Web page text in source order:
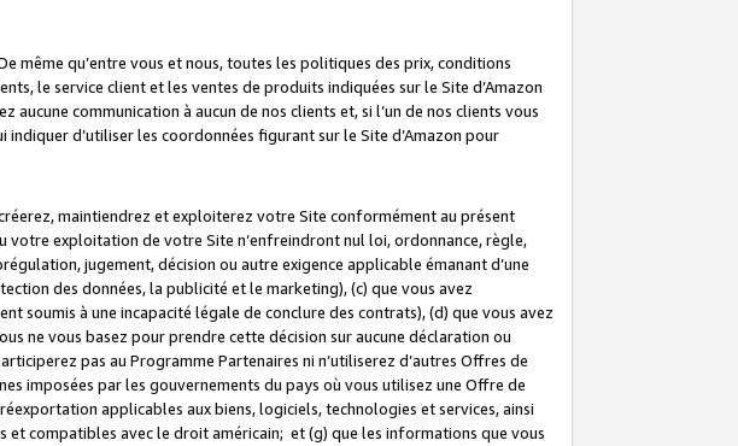
même qu’entre vous et nous, toutes les politiques des prix, conditions
le service client et les ventes de produits indiquées sur le Site d’Amazon
communication à aucun de nos clients et, si l’un de nos clients vous
d’utiliser les coordonnées figurant sur le Site d’Amazon pour
maintiendrez et exploiterez votre Site conformément au présent
exploitation de votre Site n’enfreindront nul loi, ordonnance, règle,
jugement, décision ou autre exigence applicable émanant d’une
des données, la publicité et le marketing), (c) que vous avez
soumis à une incapacité légale de conclure des contrats), (d) que vous avez
ne vous basez pour prendre cette décision sur aucune déclaration ou
pas au Programme Partenaires ni n’utiliserez d’autres Offres de
imposées par les gouvernements du pays où vous utilisez une Offre de
applicables aux biens, logiciels, technologies et services, ainsi
et compatibles avec le droit américain; et (g) que les informations que vous